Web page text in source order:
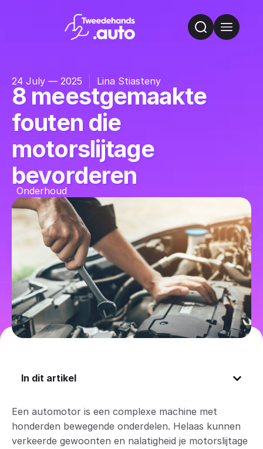
24 July — 2025 Lina Stiasteny
8 meestgemaakte
fouten die
motorslijtage
bevorderen
Onderhoud
Een automotor is een complexe machine met
honderden bewegende onderdelen. Helaas kunnen
verkeerde gewoonten en nalatigheid je motorslijtage
In dit artikel